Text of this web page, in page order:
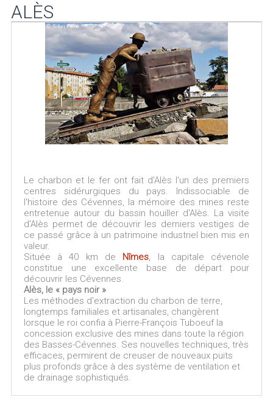
ALÈS
Le charbon et le fer ont fait d'Alès l'un des premiers
centres sidérurgiques du pays. Indissociable de
l'histoire des Cévennes, la mémoire des mines reste
entretenue autour du bassin houiller d'Alès. La visite
d'Alès permet de découvrir les derniers vestiges de
ce passé grâce à un patrimoine industriel bien mis en
valeur.
Située à 40 km de Nîmes, la capitale cévenole
constitue une excellente base de départ pour
découvrir les Cévennes.
Alès, le « pays noir »
Les méthodes d'extraction du charbon de terre,
longtemps familiales et artisanales, changèrent
lorsque le roi confia à Pierre-François Tuboeuf la
concession exclusive des mines dans toute la région
des Basses-Cévennes. Ses nouvelles techniques, très
efficaces, permirent de creuser de nouveaux puits
plus profonds grâce à des système de ventilation et
de drainage sophistiqués.